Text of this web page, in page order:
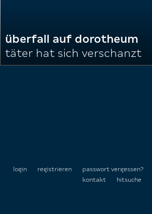
überfall auf dorotheum
täter hat sich verschanzt
login registrieren passwort vergessen?
kontakt
hitsuche